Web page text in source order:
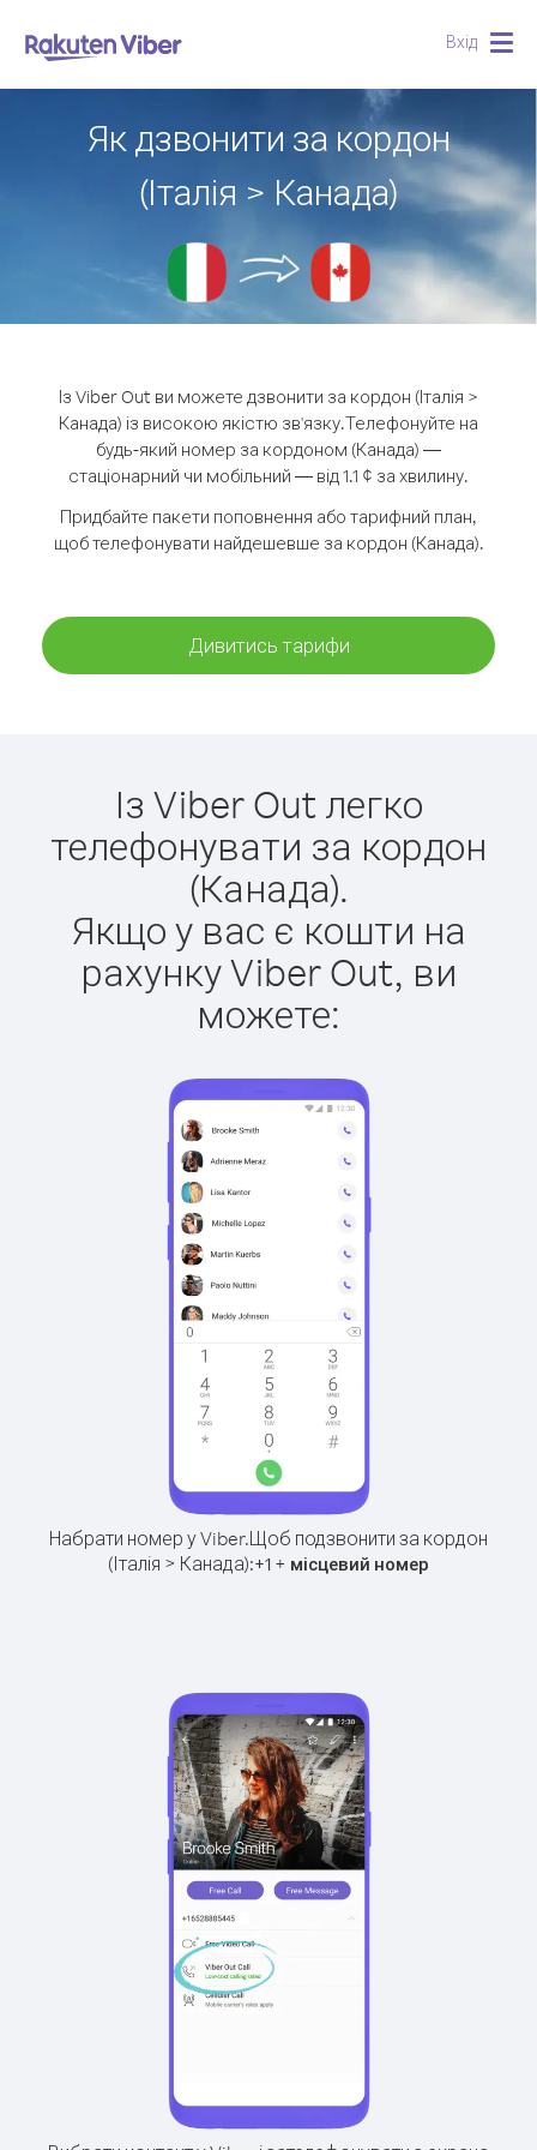
Вхід
Як дзвонити за кордон
(Італія > Канада)
Із Viber Out ви можете дзвонити за кордон (Італія >
Канада) із високою якістю зв'язку.Телефонуйте на
будь-який номер за кордоном (Канада) —
стаціонарний чи мобільний — від 1.1 ¢ за хвилину.
Придбайте пакети поповнення або тарифний план,
щоб телефонувати найдешевше за кордон (Канада).
Дивитись тарифи
Із Viber Out легко
телефонувати за кордон
(Канада).
Якщо у вас є кошти на
рахунку Viber Out, ви
можете:
Набрати номер у Viber.Щоб подзвонити за кордон
(Італія > Канада):+1 + місцевий номер